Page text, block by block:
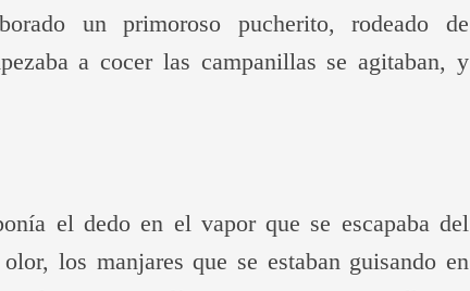
un primoroso pucherito, rodeado de
a cocer las campanillas se agitaban, y
el dedo en el vapor que se escapaba del
los manjares que se estaban guisando en